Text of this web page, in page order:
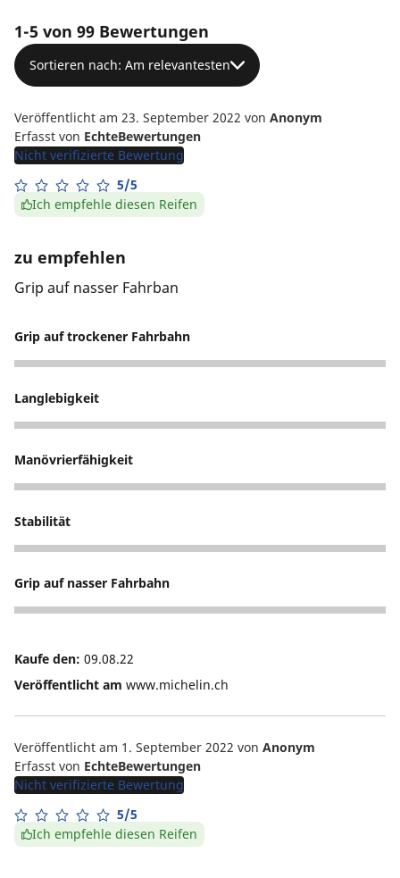
1-5 von 99 Bewertungen
Sortieren nach: Am relevantesten
Veröffentlicht am 23. September 2022 von Anonym
Erfasst von EchteBewertungen
Nicht verifizierte Bewertung
5/5
Ich empfehle diesen Reifen
zu empfehlen
Grip auf nasser Fahrban
Grip auf trockener Fahrbahn
5
Langlebigkeit
5
Manövrierfähigkeit
5
Stabilität
5
Grip auf nasser Fahrbahn
5
Kaufe den: 09.08.22
Veröffentlicht am www.michelin.ch
Veröffentlicht am 1. September 2022 von Anonym
Erfasst von EchteBewertungen
Nicht verifizierte Bewertung
5/5
Ich empfehle diesen Reifen